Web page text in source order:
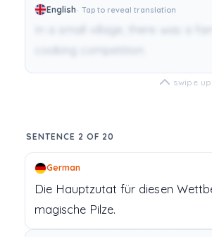
English Tap to reveal translation
swipe
SENTENCE 2 OF 20
German
Die Hauptzutatfür diesen
magische Pilze.